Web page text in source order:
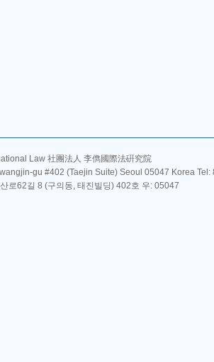
Law 社團法人 李儁國際法硏究院
gu #402 (Taejin Suite) Seoul 05047 Korea
로62길 8 (구의동, 태진빌딩) 402호 우: 05047